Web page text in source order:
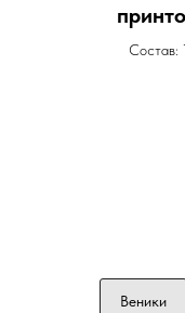
Состав:
Веники